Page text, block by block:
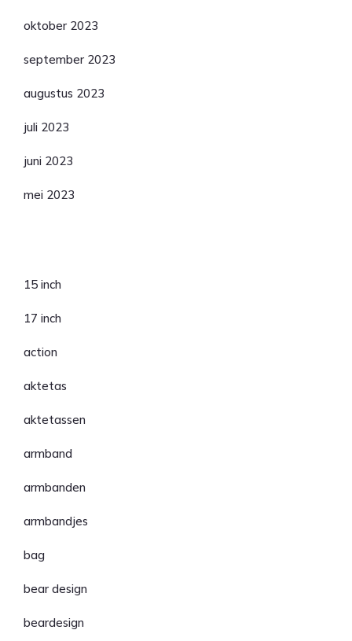
oktober 2023
september 2023
augustus 2023
juli 2023
juni 2023
mei 2023
15 inch
17 inch
action
aktetas
aktetassen
armband
armbanden
armbandjes
bag
bear design
beardesign